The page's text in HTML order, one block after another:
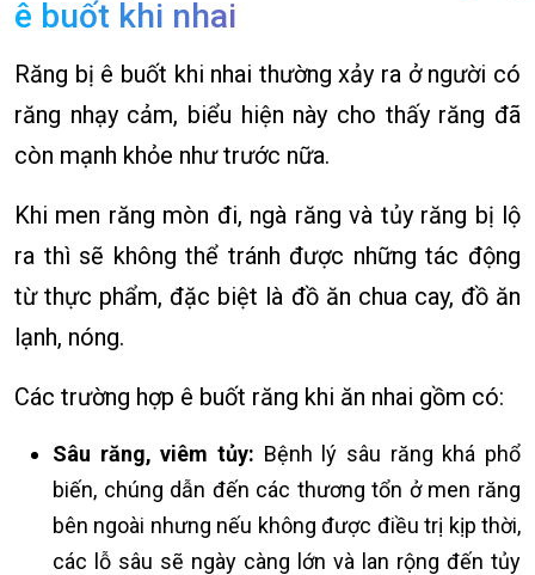
ê buốt khi nhai
Răng bị ê buốt khi nhai thường xảy ra ở người có
răng nhạy cảm, biểu hiện này cho thấy răng đã
còn mạnh khỏe như trước nữa.
Khi men răng mòn đi, ngà răng và tủy răng bị lộ
ra thì sẽ không thể tránh được những tác động
từ thực phẩm, đặc biệt là đồ ăn chua cay, đồ ăn
lạnh, nóng.
Các trường hợp ê buốt răng khi ăn nhai gồm có:
Sâu răng, viêm tủy: Bệnh lý sâu răng khá phổ
biến, chúng dẫn đến các thương tổn ở men răng
bên ngoài nhưng nếu không được điều trị kịp thời,
các lỗ sâu sẽ ngày càng lớn và lan rộng đến tủy